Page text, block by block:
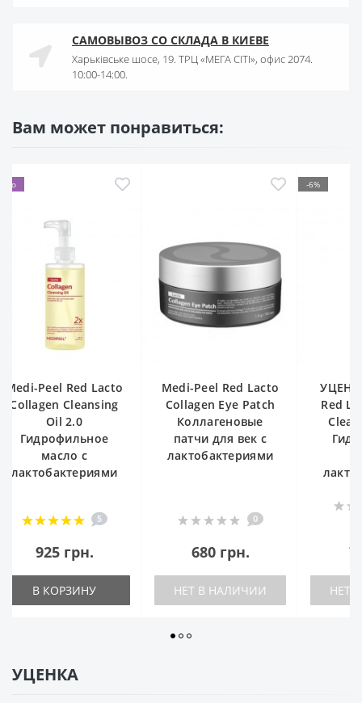
САМОВЫВОЗ СО СКЛАДА В КИЕВЕ
Харьківське шосе, 19. ТРЦ «МЕГА СІТІ», офис 2074.
10:00-14:00.
Вам может понравиться:
Medi-Peel Red Lacto
Collagen Eye Patch
Коллагеновые
патчи для век с
лактобактериями
0
680 грн.
НЕТ В НАЛИЧИИ
УЦЕНКА! Medi-Peel
Red Lacto Collagen
Cleansing Oil 2.0
Гидрофильное
масло с
795 грн.
НЕТ В НАЛИЧИИ
Мало
Medi-
В
УЦЕНКА